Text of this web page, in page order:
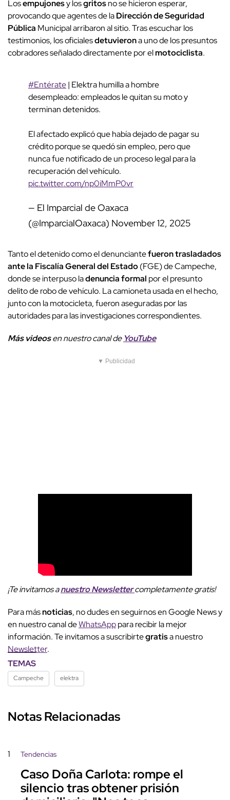
Losempujonesy losgritosno se hicieron esperar,
provocando que agentes de laDirección de Seguridad
Pública Municipal arribaron al sitio. Tras escuchar los
testimonios, los oficialesdetuvierona uno de los presuntos
cobradores señalado directamente por elmotociclista.
#Entérate| Elektra humilla a hombre
desempleado: empleados le quitan su moto y
terminan detenidos.
El afectado explicó que había dejado de pagar su
crédito porque se quedó sin empleo, pero que
nunca fue notificado de un proceso legal para la
recuperación del vehículo.
pic.twitter.com/np0iMmP0vr
— El Imparcial de Oaxaca
(@ImparcialOaxaca) November 12, 2025
Tanto eldetenidocomo el denunciantefueron trasladados
ante la Fiscalía General del Estado(FGE) de Campeche,
donde se interpuso ladenuncia formal por el presunto
delito de robo de vehículo. La camioneta usada en el hecho,
junto con la motocicleta, fueron aseguradas por las
autoridadespara las investigaciones correspondientes.
Más videosen nuestro canal de YouTube
▼ Publicidad
¡Te invitamos anuestro Newslettercompletamente gratis!
Para másnoticias, no dudes en seguirnos en Google News y
en nuestro canal deWhatsApppara recibir la mejor
información. Te invitamos a suscribirtegratisa nuestro
Newsletter.
TEMAS
Campeche elektra
Notas Relacionadas
1 Tendencias
Caso Doña Carlota: rompe el
silencio tras obtener prisión